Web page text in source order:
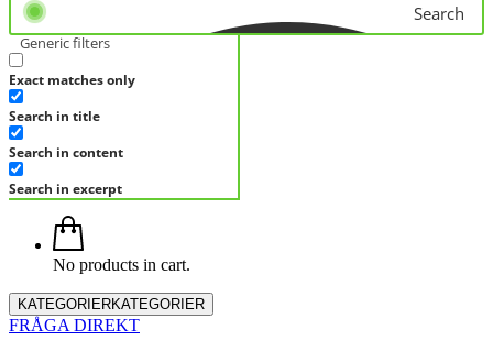
Search
Generic filters
Exact matches only
Search in title
Search in content
Search in excerpt
No products in cart.
KATEGORIERKATEGORIER
FRÅGA DIREKT